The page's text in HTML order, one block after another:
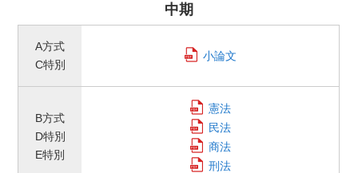
中期
A方式
C特別
小論文
B方式
D特別
E特別
憲法
民法
商法
刑法